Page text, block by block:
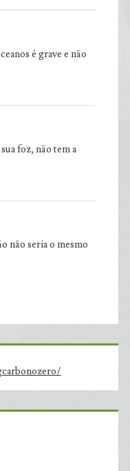
é grave e não
foz, não tem a
não seria o mesmo